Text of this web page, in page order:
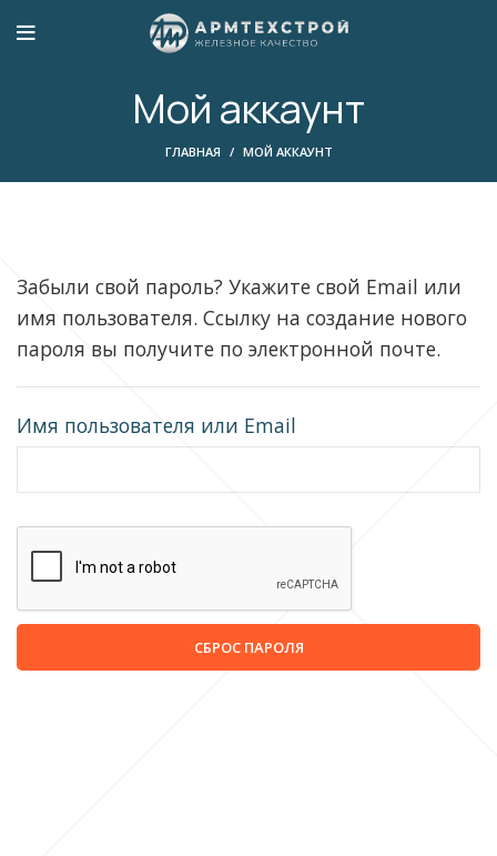
Мой аккаунт
ГЛАВНАЯ МОЙ АККАУНТ
Забыли свой пароль? Укажите свой Email или
имя пользователя. Ссылку на создание нового
пароля вы получите по электронной почте.
Имя пользователя или Email
СБРОС ПАРОЛЯ